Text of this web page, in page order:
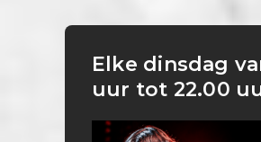
Elke dinsdag
uur tot 22.00